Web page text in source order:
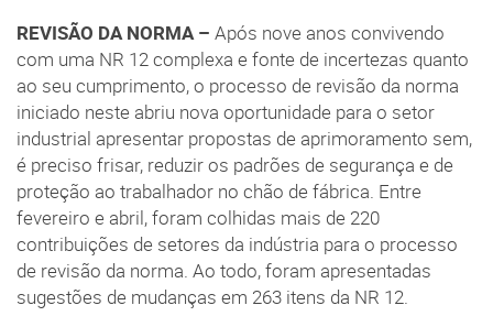
REVISÃO DA NORMA – Após nove anos convivendo
com uma NR 12 complexa e fonte de incertezas quanto
ao seu cumprimento, o processo de revisão da norma
iniciado neste abriu nova oportunidade para o setor
industrial apresentar propostas de aprimoramento sem,
é preciso frisar, reduzir os padrões de segurança e de
proteção ao trabalhador no chão de fábrica. Entre
fevereiro e abril, foram colhidas mais de 220
contribuições de setores da indústria para o processo
de revisão da norma. Ao todo, foram apresentadas
sugestões de mudanças em 263 itens da NR 12.